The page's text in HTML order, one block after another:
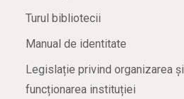
Turul bibliotecii
Manual de identitate
Legislație privind organizarea și
funcționarea instituției